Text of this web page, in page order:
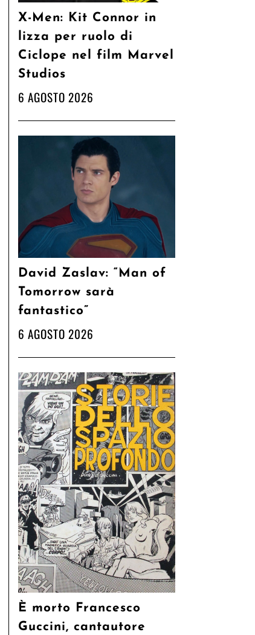
X-Men: Kit Connor in
lizza per ruolo di
Ciclope nel film Marvel
Studios
6 AGOSTO 2026
David Zaslav: “Man of
Tomorrow sarà
fantastico”
6 AGOSTO 2026
È morto Francesco
Guccini, cantautore